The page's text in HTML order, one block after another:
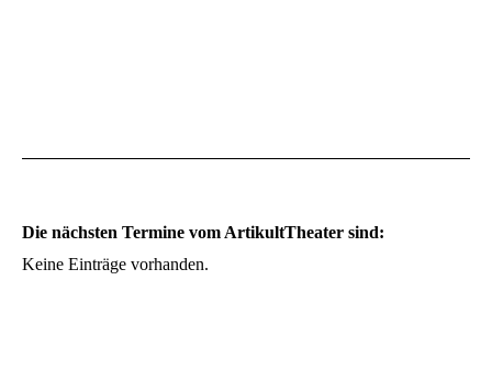
Die nächsten Termine vom ArtikultTheater sind:
Keine Einträge vorhanden.